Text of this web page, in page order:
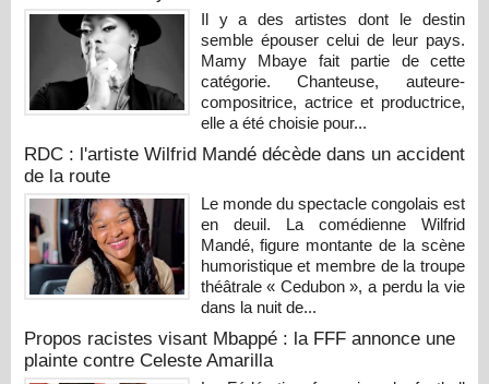
Il y a des artistes dont le destin
semble épouser celui de leur pays.
Mamy Mbaye fait partie de cette
catégorie. Chanteuse, auteure-
compositrice, actrice et productrice,
elle a été choisie pour...
RDC : l'artiste Wilfrid Mandé décède dans un accident
de la route
Le monde du spectacle congolais est
en deuil. La comédienne Wilfrid
Mandé, figure montante de la scène
humoristique et membre de la troupe
théâtrale « Cedubon », a perdu la vie
dans la nuit de...
Propos racistes visant Mbappé : la FFF annonce une
plainte contre Celeste Amarilla